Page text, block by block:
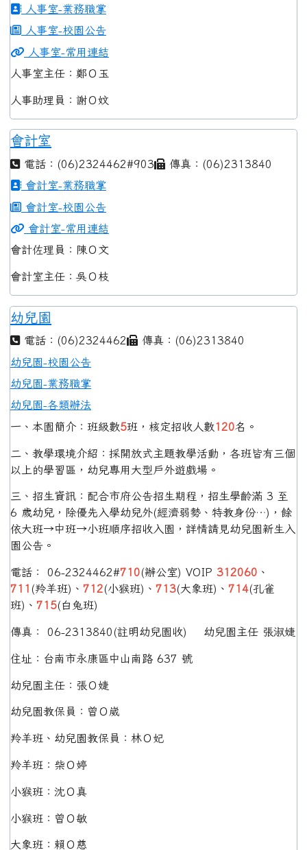
人事室-業務職掌
人事室-校園公告
人事室-常用連結
人事室主任：鄭Ｏ玉
人事助理員：謝Ｏ妏
會計室
電話：(06)2324462#903
傳真：(06)2313840
會計室-業務職掌
會計室-校園公告
會計室-常用連結
會計佐理員：陳Ｏ文
會計室主任：吳Ｏ枝
幼兒園
電話：(06)2324462
傳真：(06)2313840
幼兒園-校園公告
幼兒園-業務職掌
幼兒園-各類辦法
一、本園簡介：班級數5班，核定招收人數120名。
二、教學環境介紹：採開放式主題教學活動，各班皆有三個
以上的學習區，幼兒專用大型戶外遊戲場。
三、招生資訊：配合市府公告招生期程，招生學齡滿 3 至
6 歲幼兒，除優先入學幼兒外(經濟弱勢、特教身份…)，餘
依大班→中班→小班順序招收入園，詳情請見幼兒園新生入
園公告。
電話： 06-2324462#710(辦公室) VOIP 312060 、
711 (羚羊班)、 712(小猴班)、 713(大象班)、 714(孔雀
班)、 715(白兔班)
傳真： 06-2313840(註明幼兒園收) 幼兒園主任 張淑婕
住址：台南市永康區中山南路 637 號
幼兒園主任：張Ｏ婕
幼兒園教保員：曾Ｏ崴
羚羊班、幼兒園教保員：林Ｏ妃
羚羊班：柴Ｏ婷
小猴班：沈Ｏ真
小猴班：曾Ｏ敏
大象班：賴Ｏ慈